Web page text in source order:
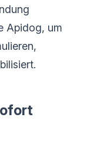
Apidog, um